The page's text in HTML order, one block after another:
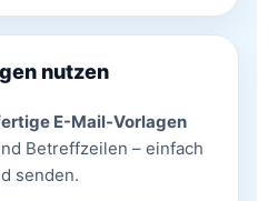
nutzen
E-Mail-Vorlagen
Betreffzeilen – einfach
senden.